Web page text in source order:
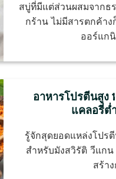
สบู่ที่มีแต่ส่วนผสมจากธ
กร้าน ไม่มีสารตกค้า
ออร์แก
อาหารโปรตีนสูง
แคลอรี่ต่
รู้จักสุดยอดแหล่งโปร
สำหรับมังสวิรัติ วีแก
สร้า